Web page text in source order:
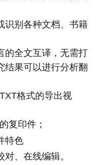
识别各种文档、书籍
的全文互译，无需打
结果可以进行分析翻
格式的导出视
复印件；
特色
、在线编辑。